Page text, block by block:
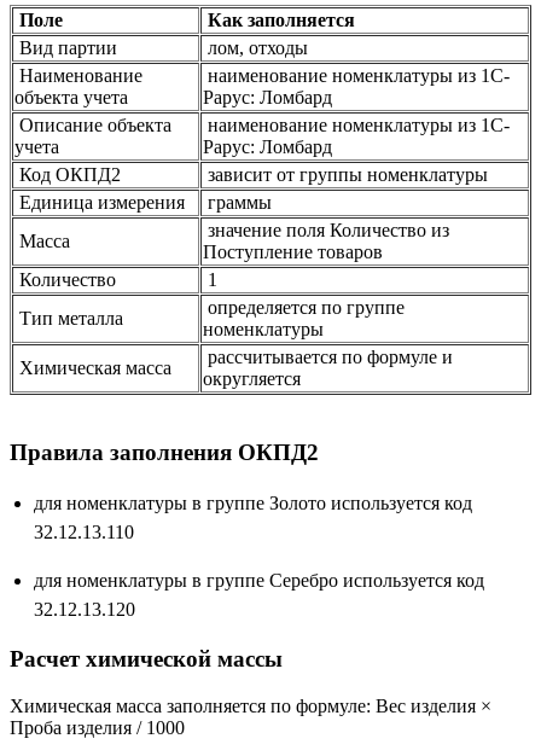
Поле
Как заполняется
Вид партии
лом, отходы
Наименование
объекта учета
наименование номенклатуры из 1С-
Рарус: Ломбард
Описание объекта
учета
наименование номенклатуры из 1С-
Рарус: Ломбард
Код ОКПД2
зависит от группы номенклатуры
Единица измерения
граммы
Масса
значение поля Количество из
Поступление товаров
Количество
1
Тип металла
определяется по группе
номенклатуры
Химическая масса
рассчитывается по формуле и
округляется
Правила заполнения ОКПД2
для номенклатуры в группе Золото используется код
32.12.13.110
для номенклатуры в группе Серебро используется код
32.12.13.120
Расчет химической массы
Химическая масса заполняется по формуле: Вес изделия ×
Проба изделия / 1000